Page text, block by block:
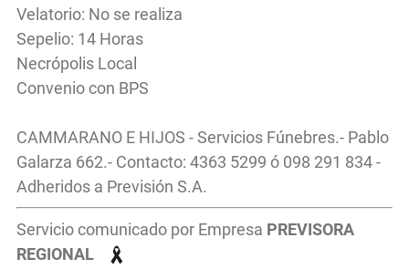
Velatorio: No se realiza
Sepelio: 14 Horas
Necrópolis Local
Convenio con BPS
CAMMARANO E HIJOS - Servicios Fúnebres.- Pablo
Galarza 662.- Contacto: 4363 5299 ó 098 291 834 -
Adheridos a Previsión S.A.
Servicio comunicado por Empresa PREVISORA
REGIONAL